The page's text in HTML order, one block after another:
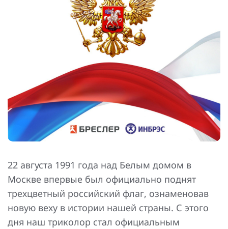
Повышение надежности электроснабжения
Шкафы РЗА 110-220 кВ
Устройства релейной защиты и автоматики
присоединений 6-35кВ
Сбор и анализ информации об аварийных событиях
Оборудование компенсации емкостных токов
Определение поврежденного фидера
БАВР
22 августа 1991 года над Белым домом в
Москве впервые был официально поднят
трехцветный российский флаг, ознаменовав
новую веху в истории нашей страны. С этого
дня наш триколор стал официальным